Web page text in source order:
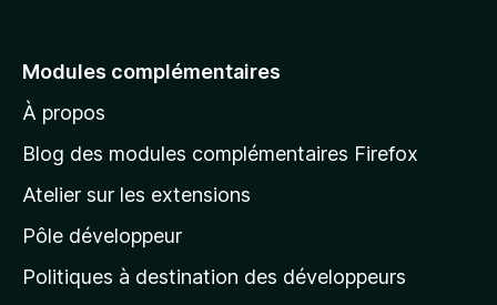
e
à
l
p
a
g
Modules complémentaires
À propos
Blog des modules complémentaires Firefox
Atelier sur les extensions
Pôle développeur
Politiques à destination des développeurs